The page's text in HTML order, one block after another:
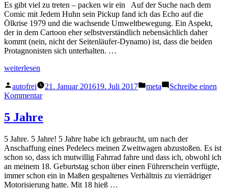
Es gibt viel zu treten – packen wir ein Auf der Suche nach dem
Comic mit Jedem Huhn sein Pickup fand ich das Echo auf die
Ölkrise 1979 und die wachsende Umweltbewegung. Ein Aspekt,
der in dem Cartoon eher selbstverständlich nebensächlich daher
kommt (nein, nicht der Seitenläufer-Dynamo) ist, dass die beiden
Protagnonisten sich unterhalten. …
„Der
ist
gerissen….“
weiterlesen
Veröffentlicht
von
autofrei 21. Januar 201619. Juli 2017
Veröffentlicht
meta
Schreibe einen
Kommentarzu
Ölfilm
ist
5 Jahre
5 Jahre. 5 Jahre! 5 Jahre habe ich gebraucht, um nach der
Anschaffung eines Pedelecs meinen Zweitwagen abzustoßen. Es ist
schon so, dass ich mutwillig Fahrrad fahre und dass ich, obwohl ich
an meinem 18. Geburtstag schon über einen Führerschein verfügte,
immer schon ein in Maßen gespaltenes Verhältnis zu vierrädriger
Motorisierung hatte. Mit 18 hieß …